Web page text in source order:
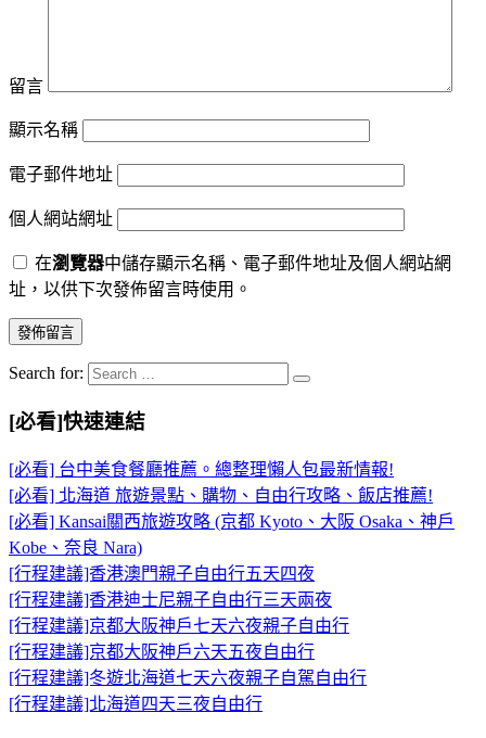
留言
顯示名稱
電子郵件地址
個人網站網址
在瀏覽器中儲存顯示名稱、電子郵件地址及個人網站網
址，以供下次發佈留言時使用。
Search for:
[必看]快速連結
[必看] 台中美食餐廳推薦。總整理懶人包最新情報!
[必看] 北海道 旅遊景點、購物、自由行攻略、飯店推薦!
[必看] Kansai關西旅遊攻略 (京都 Kyoto、大阪 Osaka、神戶
Kobe、奈良 Nara)
[行程建議]香港澳門親子自由行五天四夜
[行程建議]香港迪士尼親子自由行三天兩夜
[行程建議]京都大阪神戶七天六夜親子自由行
[行程建議]京都大阪神戶六天五夜自由行
[行程建議]冬遊北海道七天六夜親子自駕自由行
[行程建議]北海道四天三夜自由行